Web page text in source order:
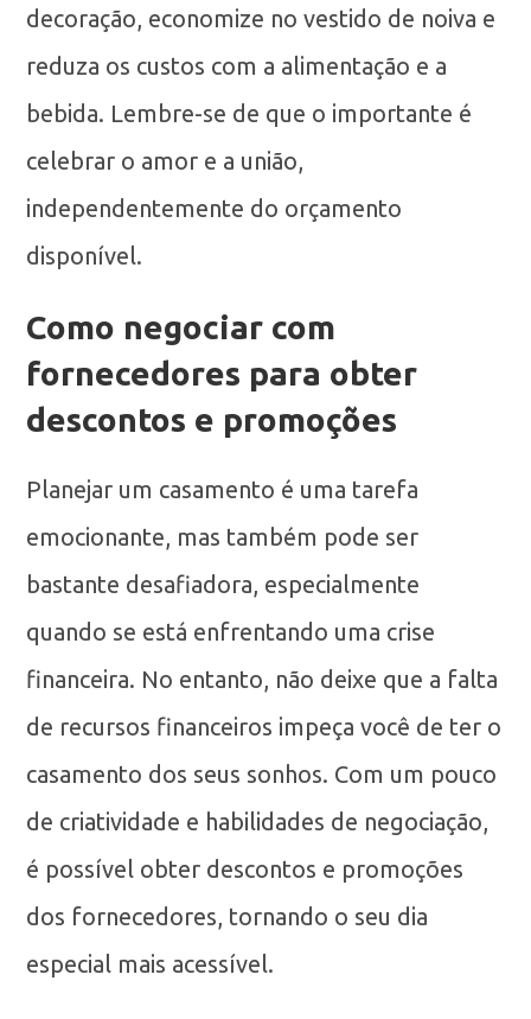
decoração, economize no vestido de noiva e
reduza os custos com a alimentação e a
bebida. Lembre-se de que o importante é
celebrar o amor e a união,
independentemente do orçamento
disponível.
Como negociar com
fornecedores para obter
descontos e promoções
Planejar um casamento é uma tarefa
emocionante, mas também pode ser
bastante desafiadora, especialmente
quando se está enfrentando uma crise
financeira. No entanto, não deixe que a falta
de recursos financeiros impeça você de ter o
casamento dos seus sonhos. Com um pouco
de criatividade e habilidades de negociação,
é possível obter descontos e promoções
dos fornecedores, tornando o seu dia
especial mais acessível.